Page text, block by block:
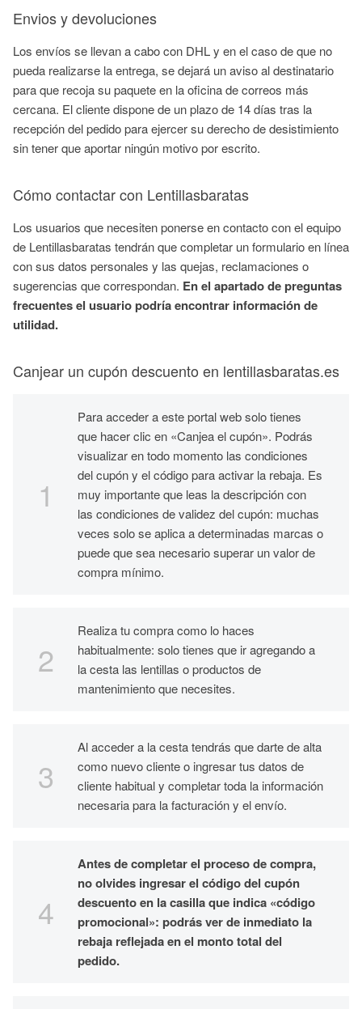
Envios y devoluciones
Los envíos se llevan a cabo con DHL y en el caso de que no
pueda realizarse la entrega, se dejará un aviso al destinatario
para que recoja su paquete en la oficina de correos más
cercana. El cliente dispone de un plazo de 14 días tras la
recepción del pedido para ejercer su derecho de desistimiento
sin tener que aportar ningún motivo por escrito.
Cómo contactar con Lentillasbaratas
Los usuarios que necesiten ponerse en contacto con el equipo
de Lentillasbaratas tendrán que completar un formulario en línea
con sus datos personales y las quejas, reclamaciones o
sugerencias que correspondan. En el apartado de preguntas
frecuentes el usuario podría encontrar información de
utilidad.
Canjear un cupón descuento en lentillasbaratas.es
Para acceder a este portal web solo tienes
que hacer clic en «Canjea el cupón». Podrás
visualizar en todo momento las condiciones
del cupón y el código para activar la rebaja. Es
muy importante que leas la descripción con
las condiciones de validez del cupón: muchas
veces solo se aplica a determinadas marcas o
puede que sea necesario superar un valor de
compra mínimo.
Realiza tu compra como lo haces
habitualmente: solo tienes que ir agregando a
la cesta las lentillas o productos de
mantenimiento que necesites.
Al acceder a la cesta tendrás que darte de alta
como nuevo cliente o ingresar tus datos de
cliente habitual y completar toda la información
necesaria para la facturación y el envío.
Antes de completar el proceso de compra,
no olvides ingresar el código del cupón
descuento en la casilla que indica «código
promocional»: podrás ver de inmediato la
rebaja reflejada en el monto total del
pedido.